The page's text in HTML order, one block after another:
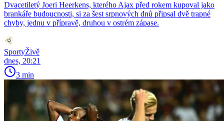
Dvacetiletý Joeri Heerkens, kterého Ajax před rokem kupoval jako
brankáře budoucnosti, si za šest srpnových dnů připsal dvě trapné
chyby, jednu v přípravě, druhou v ostrém zápase.
SportyŽivě
dnes, 20:21
3 min